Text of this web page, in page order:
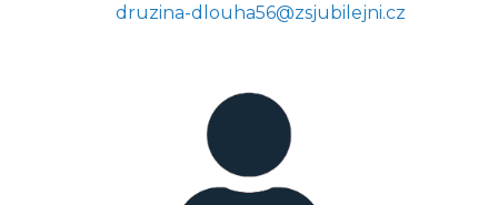
druzina-dlouha56@zsjubilejni.cz